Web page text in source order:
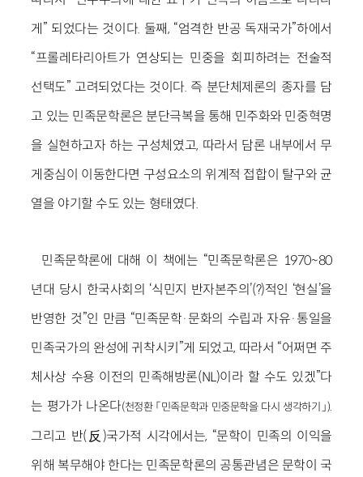
게” 되었다는 것이다. 둘째, “엄격한 반공 독재국가”하에서
“프롤레타리아트가 연상되는 민중을 회피하려는 전술적
선택도” 고려되었다는 것이다. 즉 분단체제론의 종자를 담
고 있는 민족문학론은 분단극복을 통해 민주화와 민중혁명
을 실현하고자 하는 구성체였고, 따라서 담론 내부에서 무
게중심이 이동한다면 구성요소의 위계적 접합이 탈구와 균
열을 야기할 수도 있는 형태였다.
민족문학론에 대해 이 책에는 “민족문학론은 1970~80
년대 당시 한국사회의 ‘식민지 반자본주의’(?)적인 ‘현실’을
반영한 것”인 만큼 “민족문학·문화의 수립과 자유·통일을
민족국가의 완성에 귀착시키”게 되었고, 따라서 “어쩌면 주
체사상 수용 이전의 민족해방론(NL)이라 할 수도 있겠”다
는 평가가 나온다(천정환 「민족문학과 민중문학을 다시 생각하기」).
그리고 반(反)국가적 시각에서는, “문학이 민족의 이익을
위해 복무해야 한다는 민족문학론의 공통관념은 문학이 국